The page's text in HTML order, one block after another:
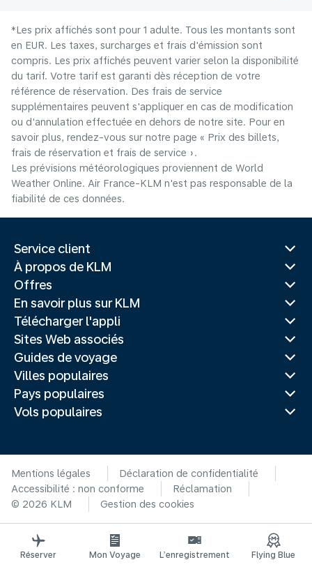
*Les prix affichés sont pour 1 adulte. Tous les montants sont
en EUR. Les taxes, surcharges et frais d'émission sont
compris. Les prix affichés peuvent varier selon la disponibilité
du tarif. Votre tarif est garanti dès réception de votre
référence de réservation. Des frais de service
supplémentaires peuvent s'appliquer en cas de modification
ou d'annulation effectuée en dehors de notre site. Pour en
savoir plus, rendez-vous sur notre page « Prix des billets,
frais de réservation et frais de service ».
Les prévisions météorologiques proviennent de World
Weather Online. Air France-KLM n'est pas responsable de la
fiabilité de ces données.
Service client
À propos de KLM
Offres
En savoir plus sur KLM
Télécharger l'appli
Sites Web associés
Guides de voyage
Villes populaires
Pays populaires
Vols populaires
Mentions légales
Déclaration de confidentialité
Accessibilité : non conforme
Réclamation
© 2026 KLM
Gestion des cookies
Réserver Mon Voyage L’enregistrement Flying Blue